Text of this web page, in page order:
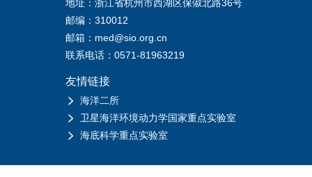
地址：浙江省杭州市西湖区保俶北路36号
邮编：310012
邮箱：med@sio.org.cn
联系电话：0571-81963219
友情链接
海洋二所
卫星海洋环境动力学国家重点实验室
海底科学重点实验室